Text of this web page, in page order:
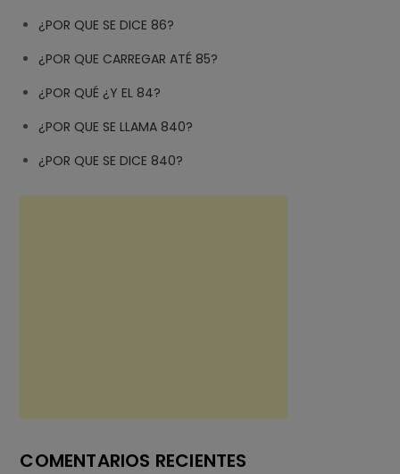
¿POR QUE SE DICE 86?
¿POR QUE CARREGAR ATÉ 85?
¿POR QUÉ ¿Y EL 84?
¿POR QUE SE LLAMA 840?
¿POR QUE SE DICE 840?
COMENTARIOS RECIENTES